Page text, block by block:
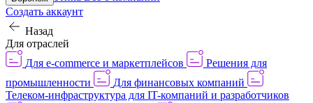
Создать аккаунт
Назад
Для отраслей
Для e-commerce и маркетплейсов
Решения для
промышленности
Для финансовых компаний
Телеком-инфраструктура для IT-компаний и разработчиков